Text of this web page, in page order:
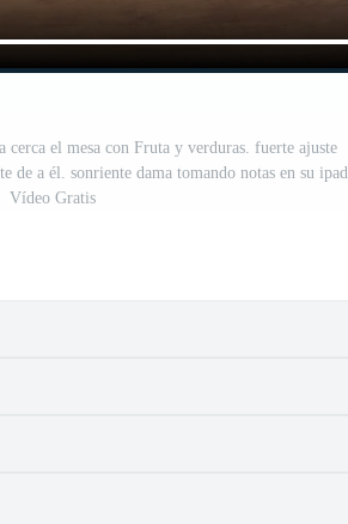
cerca el mesa con Fruta y verduras. fuerte ajuste
de a él. sonriente dama tomando notas en su ipad
Vídeo Gratis